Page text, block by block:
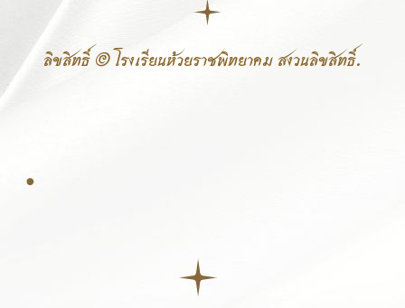
ลิขสิทธิ์ © โรงเรียนห้วยราชพิทยาคม สงวนลิขสิทธิ์.